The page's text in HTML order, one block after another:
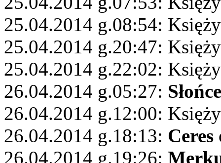
25.04.2014 g.08:54:
25.04.2014 g.20:47:
25.04.2014 g.22:02:
26.04.2014 g.05:27: Słońce
26.04.2014 g.12:00:
26.04.2014 g.18:13: Ceres
26.04.2014 g.19:26: